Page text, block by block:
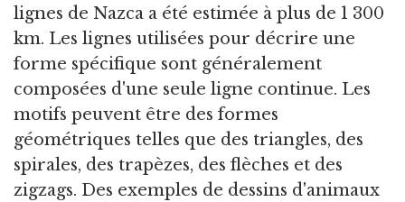
lignes de Nazca a été estimée à plus de 1 300
km. Les lignes utilisées pour décrire une
forme spécifique sont généralement
composées d'une seule ligne continue. Les
motifs peuvent être des formes
géométriques telles que des triangles, des
spirales, des trapèzes, des flèches et des
zigzags. Des exemples de dessins d'animaux